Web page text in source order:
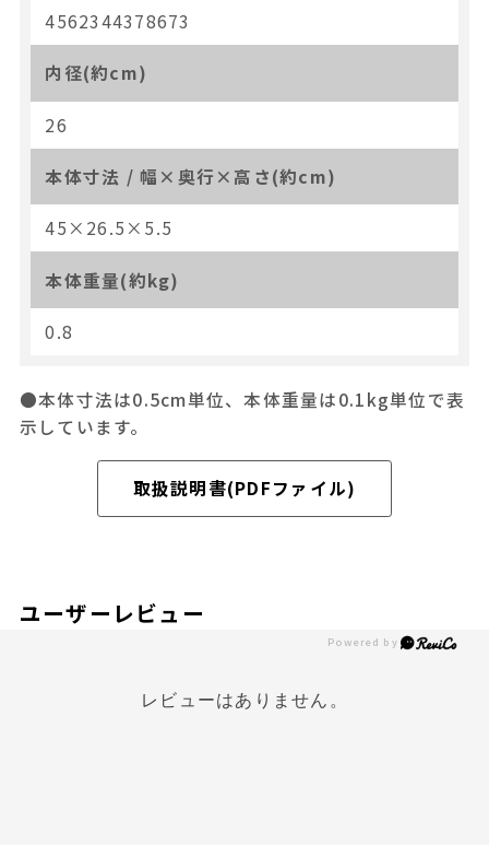
4562344378673
内径(約cm)
26
本体寸法 / 幅×奥行×高さ(約cm)
45×26.5×5.5
本体重量(約kg)
0.8
●本体寸法は0.5cm単位、本体重量は0.1kg単位で表
示しています。
取扱説明書(PDFファイル)
ユーザーレビュー
レビューはありません。